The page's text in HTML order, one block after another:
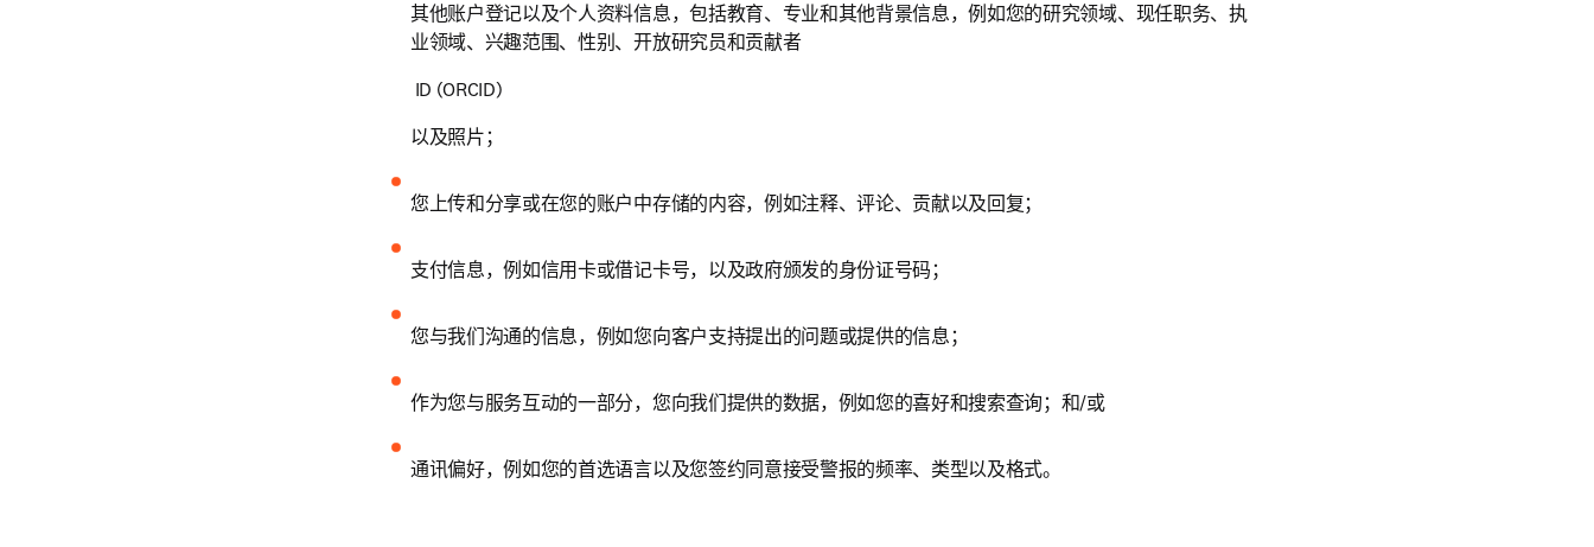
其他账户登记以及个人资料信息，包括教育、专业和其他背景信息，例如您的研究领域、现任职务、执
业领域、兴趣范围、性别、开放研究员和贡献者
ID (ORCID)
以及照片；
您上传和分享或在您的账户中存储的内容，例如注释、评论、贡献以及回复；
支付信息，例如信用卡或借记卡号，以及政府颁发的身份证号码；
您与我们沟通的信息，例如您向客户支持提出的问题或提供的信息；
作为您与服务互动的一部分，您向我们提供的数据，例如您的喜好和搜索查询；和/或
通讯偏好，例如您的首选语言以及您签约同意接受警报的频率、类型以及格式。